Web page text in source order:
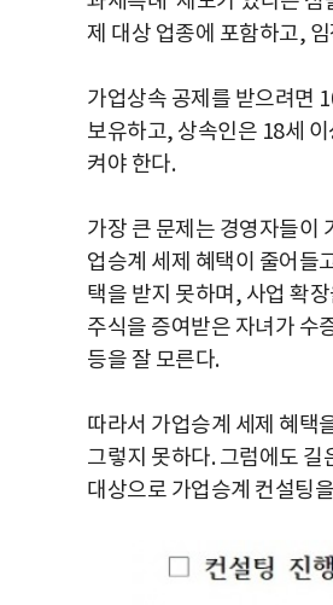
제 대상 업종에 포함하고,
가업상속 공제를 받으려면
보유하고, 상속인은 18세
켜야 한다.
가장 큰 문제는 경영자들이
업승계 세제 혜택이 줄어들
택을 받지 못하며, 사업 확
주식을 증여받은 자녀가 수
등을 잘 모른다.
따라서 가업승계 세제 혜택
그렇지 못하다. 그럼에도
대상으로 가업승계 컨설팅